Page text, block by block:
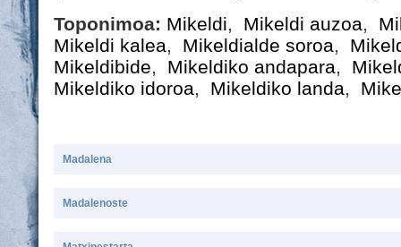
Toponimoa: Mikeldi, Mikeldi auzoa,
Mikeldi kalea, Mikeldialde soroa,
Mikeldibide, Mikeldiko andapara,
Mikeldiko idoroa, Mikeldiko landa,
Madalena
Madalenoste